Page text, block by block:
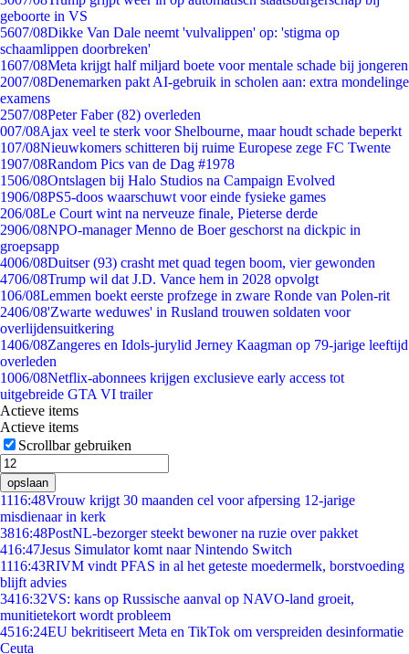
geboorte in VS
5607/08Dikke Van Dale neemt 'vulvalippen' op: 'stigma op
schaamlippen doorbreken'
1607/08Meta krijgt half miljard boete voor mentale schade bij jongeren
2007/08Denemarken pakt AI-gebruik in scholen aan: extra mondelinge
examens
2507/08Peter Faber (82) overleden
007/08Ajax veel te sterk voor Shelbourne, maar houdt schade beperkt
107/08Nieuwkomers schitteren bij ruime Europese zege FC Twente
1907/08Random Pics van de Dag #1978
1506/08Ontslagen bij Halo Studios na Campaign Evolved
1906/08PS5-doos waarschuwt voor einde fysieke games
206/08Le Court wint na nerveuze finale, Pieterse derde
2906/08NPO-manager Menno de Boer geschorst na dickpic in
groepsapp
4006/08Duitser (93) crasht met quad tegen boom, vier gewonden
4706/08Trump wil dat J.D. Vance hem in 2028 opvolgt
106/08Lemmen boekt eerste profzege in zware Ronde van Polen-rit
2406/08'Zwarte weduwes' in Rusland trouwen soldaten voor
overlijdensuitkering
1406/08Zangeres en Idols-jurylid Jerney Kaagman op 79-jarige leeftijd
overleden
1006/08Netflix-abonnees krijgen exclusieve early access tot
uitgebreide GTA VI trailer
Actieve items
Actieve items
Scrollbar gebruiken
opslaan
1116:48Vrouw krijgt 30 maanden cel voor afpersing 12-jarige
misdienaar in kerk
3816:48PostNL-bezorger steekt bewoner na ruzie over pakket
416:47Jesus Simulator komt naar Nintendo Switch
1116:43RIVM vindt PFAS in al het geteste moedermelk, borstvoeding
blijft advies
3416:32VS: kans op Russische aanval op NAVO-land groeit,
munitietekort wordt probleem
4516:24EU bekritiseert Meta en TikTok om verspreiden desinformatie
Ceuta